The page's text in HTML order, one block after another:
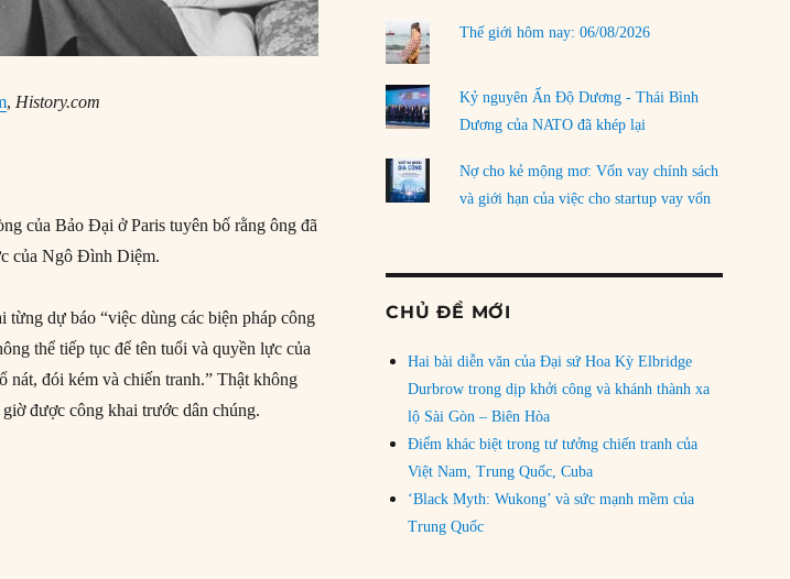
, History.com
của Bảo Đại ở Paris tuyên bố rằng ông đã
của Ngô Đình Diệm.
dự báo “việc dùng các biện pháp công
thể tiếp tục để tên tuổi và quyền lực của
nát, đói kém và chiến tranh.” Thật không
được công khai trước dân chúng.
bỏ Ngô Đình Diệm”
Thế giới hôm nay: 06/08/2026
Kỷ nguyên Ấn Độ Dương - Thái Bình
Dương của NATO đã khép lại
Nợ cho kẻ mộng mơ: Vốn vay chính sách
và giới hạn của việc cho startup vay vốn
CHỦ ĐỀ MỚI
Hai bài diễn văn của Đại sứ Hoa Kỳ Elbridge
Durbrow trong dịp khởi công và khánh thành xa
lộ Sài Gòn – Biên Hòa
Điểm khác biệt trong tư tưởng chiến tranh của
Việt Nam, Trung Quốc, Cuba
‘Black Myth: Wukong’ và sức mạnh mềm của
Trung Quốc